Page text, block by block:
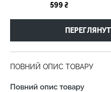
599 ₴
ПОВНИЙ ОПИС ТОВАРУ
Повний опис товару